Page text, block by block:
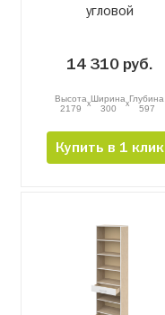
угловой
14 310 руб.
Высота
2179
xШирина
300
xГлубина
597
Купить в 1 клик